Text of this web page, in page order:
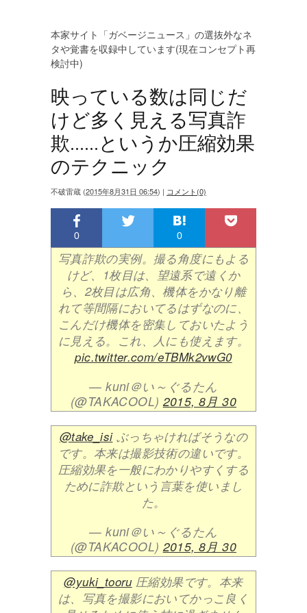
本家サイト「ガベージニュース」の選抜外なネ
タや覚書を収録中しています(現在コンセプト再
検討中)
映っている数は同じだ
けど多く見える写真詐
欺......というか圧縮効果
のテクニック
不破雷蔵 (2015年8月31日 06:54) | コメント(0)
0 0
写真詐欺の実例。撮る角度にもよる
けど、1枚目は、望遠系で遠くか
ら、2枚目は広角、機体をかなり離
れて等間隔においてるはずなのに、
こんだけ機体を密集しておいたよう
に見える。これ、人にも使えます。
pic.twitter.com/eTBMk2vwG0
— kuni＠い～ぐるたん
(@TAKACOOL) 2015, 8月 30
@take_isiぶっちゃければそうなの
です。本来は撮影技術の違いです。
圧縮効果を一般にわかりやすくする
ために詐欺という言葉を使いまし
た。
— kuni＠い～ぐるたん
(@TAKACOOL) 2015, 8月 30
@yuki_tooru圧縮効果です。本来
は、写真を撮影においてかっこ良く